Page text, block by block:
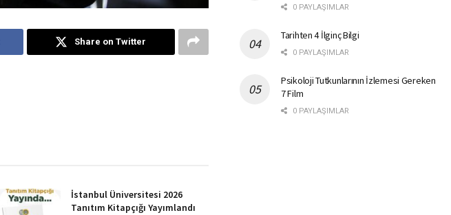
Share on Twitter
İstanbul Üniversitesi 2026
Tanıtım Kitapçığı Yayımlandı
0 PAYLAŞIMLAR
Tarihten 4 İlginç Bilgi
0 PAYLAŞIMLAR
Psikoloji Tutkunlarının İzlemesi Gereken
7 Film
0 PAYLAŞIMLAR